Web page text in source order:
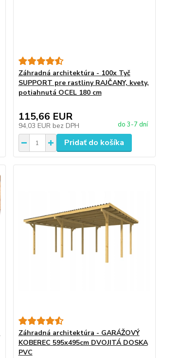
Záhradná architektúra - 100x Tyč
SUPPORT pre rastliny RAJČANY, kvety,
potiahnutá OCEL 180 cm
115,66 EUR
94,03 EUR bez DPH do 3-7 dní
Pridať do košíka
Záhradná architektúra - GARÁŽOVÝ
KOBEREC 595x495cm DVOJITÁ DOSKA
PVC